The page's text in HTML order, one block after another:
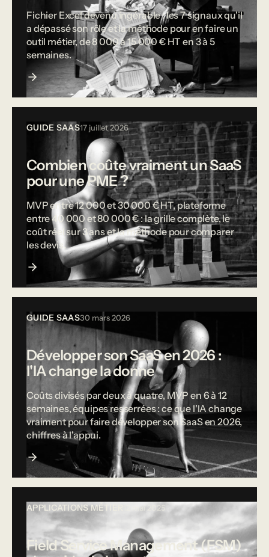
Fichier Excel devenu ingérable : les 7 signaux qu'il
a dépassé son rôle et la méthode pour en faire un
outil métier, de 8 000 à 15 000 € HT en 3 à 5
semaines.
GUIDE SAAS17 juillet 2026
Combien coûte vraiment un SaaS
pour une PME ?
MVP entre 12 000 et 30 000 € HT, plateforme
entre 40 000 et 80 000 € : la grille complète, le
coût réel sur 3 ans et la méthode pour comparer
les devis.
GUIDE SAAS30 mars 2026
Développer son SaaS en 2026 :
l'IA change la donne
Coûts divisés par deux à quatre, MVP en 6 à 12
semaines, équipes resserrées : ce que l'IA change
vraiment pour faire développer son SaaS en 2026,
chiffres à l'appui.
APPLICATIONS MÉTIER 12 mai 2025
Field Service Management (FSM)